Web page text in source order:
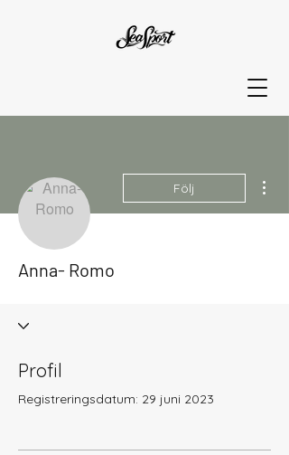
Följ
Anna- Romo
Profil
Registreringsdatum: 29 juni 2023